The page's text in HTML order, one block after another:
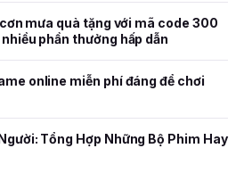
mưa quà tặng với mã code 300
phần thưởng hấp dẫn
online miễn phí đáng để chơi
Tổng Hợp Những Bộ Phim Hay